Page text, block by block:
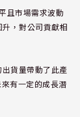
且市場需求波動
，對公司貢獻相
貨量帶動了此產
有一定的成長潛